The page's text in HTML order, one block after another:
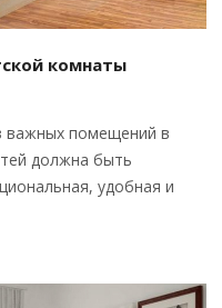
комнаты
важных помещений в
должна быть
удобная и